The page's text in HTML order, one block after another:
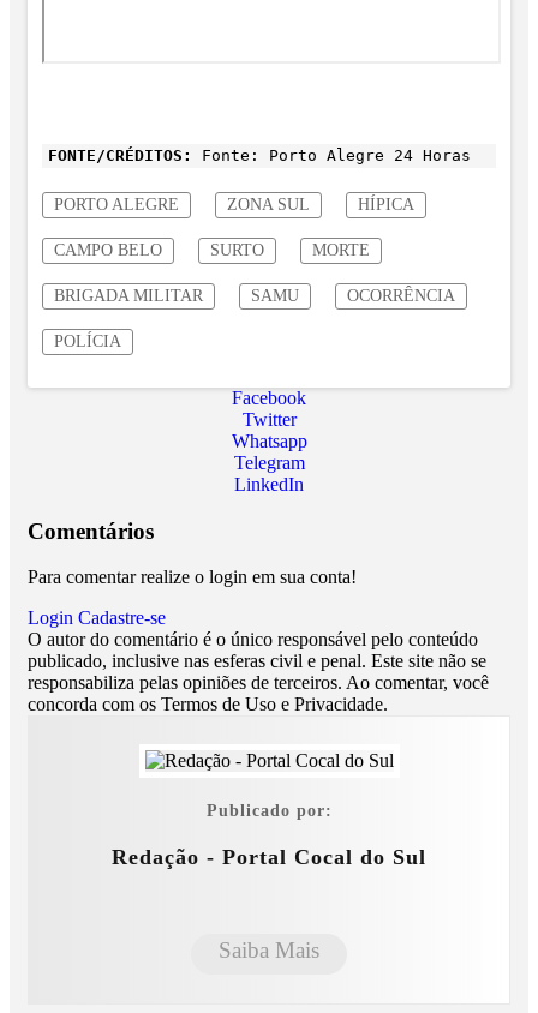
FONTE/CRÉDITOS: Fonte: Porto Alegre 24 Horas
PORTO ALEGRE ZONA SUL HÍPICA
CAMPO BELO SURTO MORTE
BRIGADA MILITAR SAMU OCORRÊNCIA
POLÍCIA
Facebook
Twitter
Whatsapp
Telegram
LinkedIn
Comentários
Para comentar realize o login em sua conta!
Login Cadastre-se
O autor do comentário é o único responsável pelo conteúdo
publicado, inclusive nas esferas civil e penal. Este site não se
responsabiliza pelas opiniões de terceiros. Ao comentar, você
concorda com os Termos de Uso e Privacidade.
Publicado por:
Redação - Portal Cocal do Sul
Saiba Mais